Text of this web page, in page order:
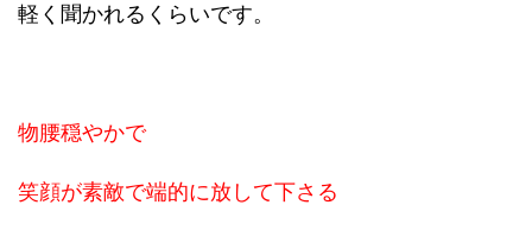
軽く聞かれるくらいです。
物腰穏やかで
笑顔が素敵で端的に放して下さる